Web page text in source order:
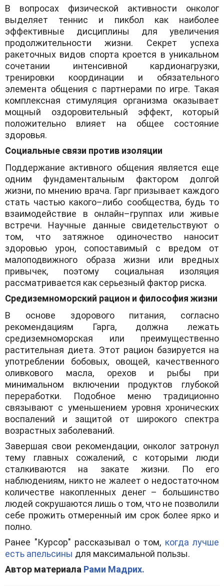
В вопросах физической активности онколог
выделяет теннис и пикбол как наиболее
эффективные дисциплины для увеличения
продолжительности жизни. Секрет успеха
ракеточных видов спорта кроется в уникальном
сочетании интенсивной кардионагрузки,
тренировки координации и обязательного
элемента общения с партнерами по игре. Такая
комплексная стимуляция организма оказывает
мощный оздоровительный эффект, который
положительно влияет на общее состояние
здоровья.
Социальные связи против изоляции
Поддержание активного общения является еще
одним фундаментальным фактором долгой
жизни, по мнению врача. Гарг призывает каждого
стать частью какого–либо сообщества, будь то
взаимодействие в онлайн–группах или живые
встречи. Научные данные свидетельствуют о
том, что затяжное одиночество наносит
здоровью урон, сопоставимый с вредом от
малоподвижного образа жизни или вредных
привычек, поэтому социальная изоляция
рассматривается как серьезный фактор риска.
Средиземноморский рацион и философия жизни
В основе здорового питания, согласно
рекомендациям Гарга, должна лежать
средиземноморская или преимущественно
растительная диета. Этот рацион базируется на
употреблении бобовых, овощей, качественного
оливкового масла, орехов и рыбы при
минимальном включении продуктов глубокой
переработки. Подобное меню традиционно
связывают с уменьшением уровня хронических
воспалений и защитой от широкого спектра
возрастных заболеваний.
Завершая свои рекомендации, онколог затронул
тему главных сожалений, с которыми люди
сталкиваются на закате жизни. По его
наблюдениям, никто не жалеет о недостаточном
количестве накопленных денег – большинство
людей сокрушаются лишь о том, что не позволили
себе прожить отмеренный им срок более ярко и
полно.
Ранее "Курсор" рассказывал о том, когда лучше
есть апельсины для максимальной пользы.
Автор материала Рами Мадрих.